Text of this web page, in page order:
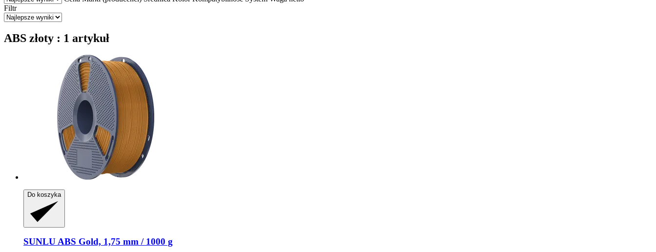
Filtr
ABS złoty : 1 artykuł
Do koszyka
SUNLUABS Gold, 1,75 mm / 1000 g